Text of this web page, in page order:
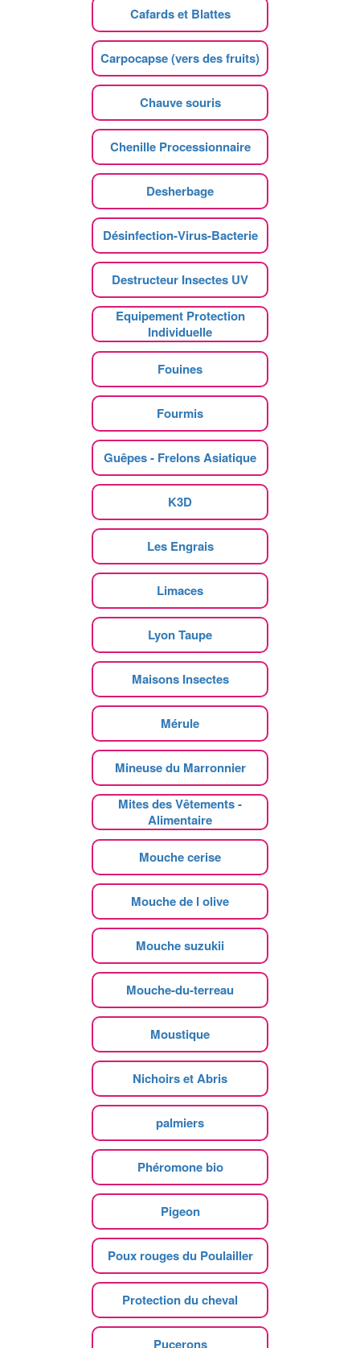
Cafards et Blattes
Carpocapse (vers des fruits)
Chauve souris
Chenille Processionnaire
Desherbage
Désinfection-Virus-Bacterie
Destructeur Insectes UV
Equipement Protection
Individuelle
Fouines
Fourmis
Guêpes - Frelons Asiatique
K3D
Les Engrais
Limaces
Lyon Taupe
Maisons Insectes
Mérule
Mineuse du Marronnier
Mites des Vêtements -
Alimentaire
Mouche cerise
Mouche de l olive
Mouche suzukii
Mouche-du-terreau
Moustique
Nichoirs et Abris
palmiers
Phéromone bio
Pigeon
Poux rouges du Poulailler
Protection du cheval
Pucerons